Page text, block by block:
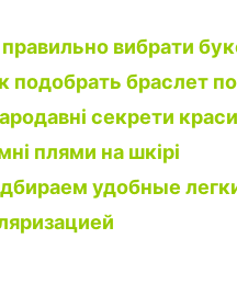
вибрати
подобрать браслет
секрети
плями на шкірі
удобные